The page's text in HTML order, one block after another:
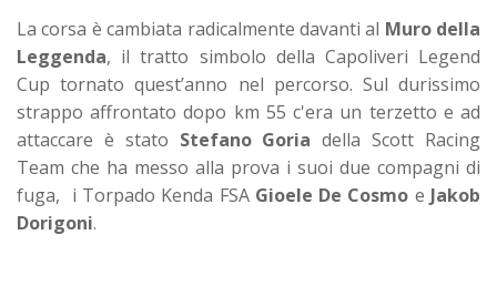
La corsa è cambiata radicalmente davanti al Muro della
Leggenda, il tratto simbolo della Capoliveri Legend
Cup tornato quest’anno nel percorso. Sul durissimo
strappo affrontato dopo km 55 c'era un terzetto e ad
attaccare è stato Stefano Goria della Scott Racing
Team che ha messo alla prova i suoi due compagni di
fuga, i Torpado Kenda FSA Gioele De Cosmo e Jakob
Dorigoni.